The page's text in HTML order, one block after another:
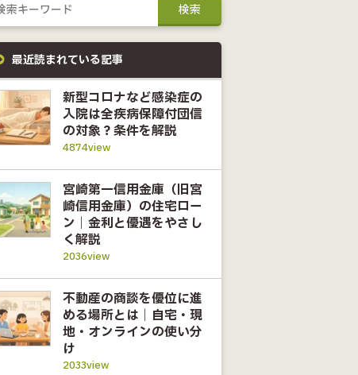
最近読まれている記事
新型コロナなど感染症の
入院は全疾病保障付団信
の対象？条件を解説
4874view
宮崎第一信用金庫（旧宮
崎信用金庫）の住宅ロー
ン｜金利と優遇をやさし
く解説
2036view
不動産の商談を優位に進
める場所とは｜自宅・現
地・オンラインの使い分
け
2033view